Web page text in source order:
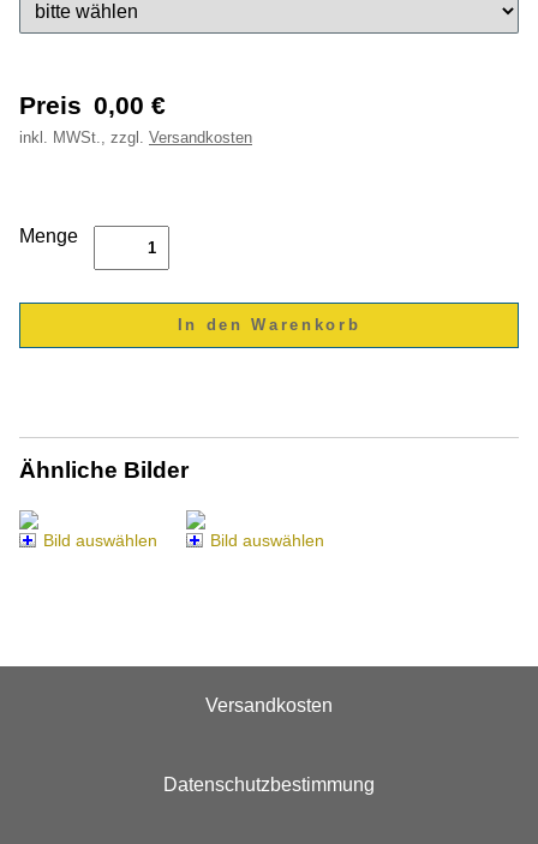
Preis 0,00 €
inkl. MWSt., zzgl. Versandkosten
Menge
Ähnliche Bilder
Bild auswählen Bild auswählen
Versandkosten
Datenschutzbestimmung